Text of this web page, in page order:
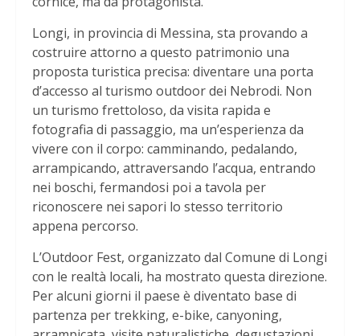
Longi, in provincia di Messina, sta provando a
costruire attorno a questo patrimonio una
proposta turistica precisa: diventare una porta
d’accesso al turismo outdoor dei Nebrodi. Non
un turismo frettoloso, da visita rapida e
fotografia di passaggio, ma un’esperienza da
vivere con il corpo: camminando, pedalando,
arrampicando, attraversando l’acqua, entrando
nei boschi, fermandosi poi a tavola per
riconoscere nei sapori lo stesso territorio
appena percorso.
L’Outdoor Fest, organizzato dal Comune di Longi
con le realtà locali, ha mostrato questa direzione.
Per alcuni giorni il paese è diventato base di
partenza per trekking, e-bike, canyoning,